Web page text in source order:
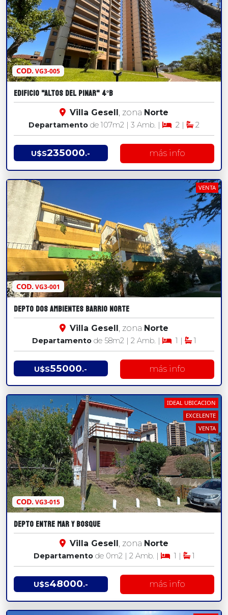
COD.VG3-005
EDIFICIO "ALTOS DEL PINAR" 4ºB
Villa Gesell, zona Norte
Departamento de 107m2 | 3 Amb. | 2 | 2
U$S235000.- más info
COD.VG3-001
VENTA
DEPTO DOS AMBIENTES BARRIO NORTE
Villa Gesell , zona Norte
Departamentode 58m2 | 2 Amb. | 1 | 1
U$S55000.- más info
COD.VG3-015
IDEAL UBICACION
EXCELENTE
VENTA
DEPTO ENTRE MAR Y BOSQUE
Villa Gesell , zona Norte
Departamentode 0m2| 2 Amb. | 1 | 1
U$S48000.- más info